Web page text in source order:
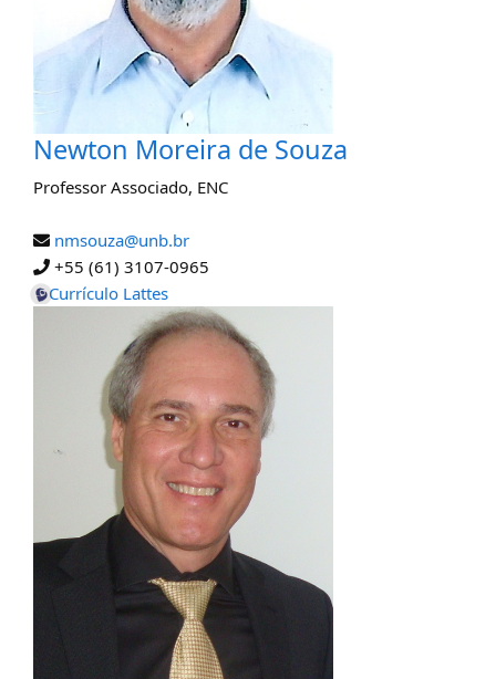
Newton Moreira de Souza
Professor Associado, ENC
nmsouza@unb.br
+55 (61) 3107-0965
Currículo Lattes